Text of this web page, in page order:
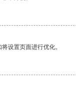
设置页面进行优化。